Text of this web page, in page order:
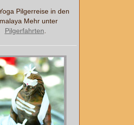
Pilgerreise in den
Mehr unter
Pilgerfahrten.